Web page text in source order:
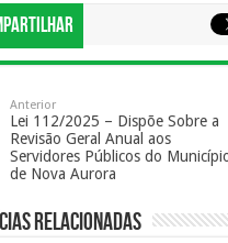
Anterior
Lei 112/2025 – Dispõe Sobre a
Revisão Geral Anual aos
Servidores Públicos do
de Nova Aurora
Relacionadas